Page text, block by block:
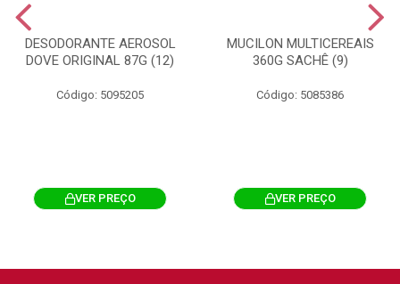
DESODORANTE AEROSOL
DOVE ORIGINAL 87G (12)
Código: 5095205
VER PREÇO
MUCILON MULTICEREAIS
360G SACHÊ (9)
Código: 5085386
VER PREÇO